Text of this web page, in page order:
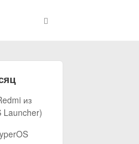
Search
из
Launcher)